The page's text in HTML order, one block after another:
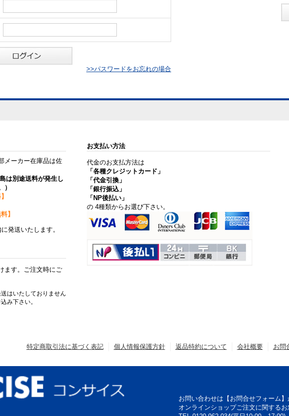
>>パスワードをお忘れの場合
メーカー在庫品は佐
は別途送料が発生し
】
発送いたします。
ます。ご注文時にご
はいたしておりません
み下さい。
お支払い方法
代金のお支払方法は
「各種クレジットカード」
「代金引換」
「銀行振込」
「NP後払い」
の 4種類からお選び下さい。
特定商取引法に基づく表記 個人情報保護方針 返品特約について 会社概要 お問
お問い合わせは【お問合せフォーム
オンラインショップご注文に関する